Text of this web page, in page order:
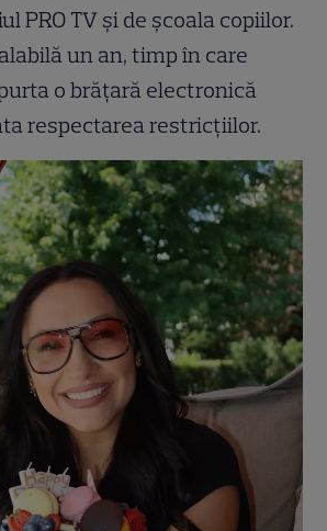
PRO TV și de școala copiilor.
un an, timp în care
o brățară electronică
respectarea restricțiilor.